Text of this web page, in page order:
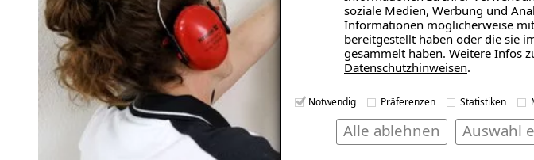
soziale Medien, Werbung und
Informationen möglicherweise
bereitgestellt haben oder die sie
gesammelt haben. Weitere Infos
Datenschutzhinweisen.
Notwendig Präferenzen Statistiken
Auswahl
Alle ablehnen